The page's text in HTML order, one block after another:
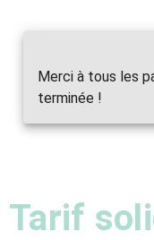
Merci à tous les
Tarif